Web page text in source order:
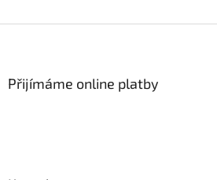
Přijímáme online platby